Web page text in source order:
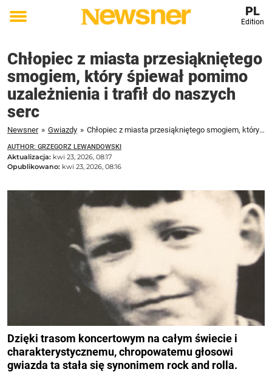
Toggle
PL
Edition
Chłopiec z miasta przesiąkniętego
smogiem, który śpiewał pomimo
uzależnienia i trafił do naszych
serc
Newsner » Gwiazdy » Chłopiec z miasta przesiąkniętego smogiem, który śpiewał pomimo uzależnienia i trafił do naszych serc
AUTHOR: GRZEGORZ LEWANDOWSKI
Aktualizacja: kwi 23, 2026, 08:17
Opublikowano: kwi 23, 2026, 08:16
Dzięki trasom koncertowym na całym świecie i
charakterystycznemu, chropowatemu głosowi
gwiazda ta stała się synonimem rock and rolla.